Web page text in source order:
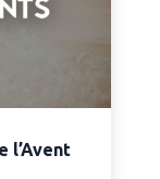
l’Avent